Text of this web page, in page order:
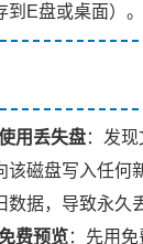
到E盘或桌面）。
用丢失盘：发现
该磁盘写入任何
数据，导致永久
费预览：先用